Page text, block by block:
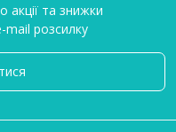
акції та знижки
mail розсилку